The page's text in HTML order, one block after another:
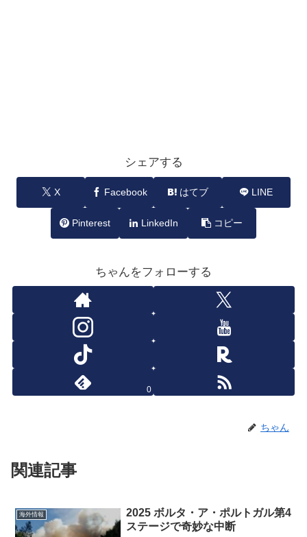
シェアする
X Facebook はてブ LINE
Pinterest LinkedIn コピー
ちゃんをフォローする
0
ちゃん
関連記事
海外情報
2025 ボルタ・ア・ポルトガル第4
ステージで奇妙な中断